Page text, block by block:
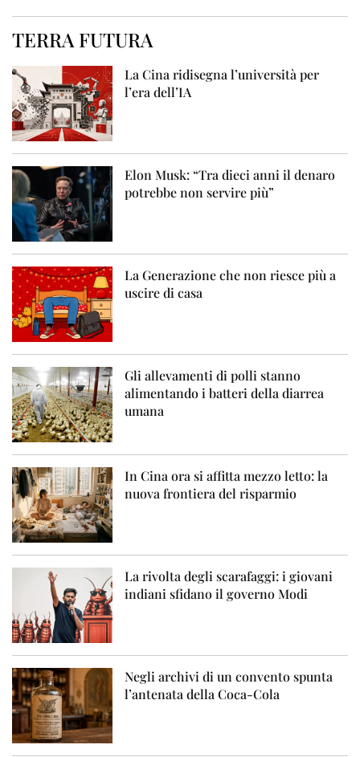
TERRA FUTURA
La Cina ridisegna l’università per
l’era dell’IA
Elon Musk: “Tra dieci anni il denaro
potrebbe non servire più”
La Generazione che non riesce più a
uscire di casa
Gli allevamenti di polli stanno
alimentando i batteri della diarrea
umana
In Cina ora si affitta mezzo letto: la
nuova frontiera del risparmio
La rivolta degli scarafaggi: i giovani
indiani sfidano il governo Modi
Negli archivi di un convento spunta
l’antenata della Coca-Cola